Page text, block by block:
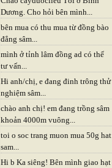
Dương. Cho hỏi bên mình...
bên mua có thu mua từ đồng bào
đẳng sâm...
mình ở tỉnh lâm đồng ad có thể
tư vấn...
Hi anh/chị, e đang đinh trông thử
nghiệm sâm...
chào anh chị! em đang trồng sâm
khoản 4000m vuông...
toi o soc trang muon mua 50g hat
sam...
Hi b Ka siêng! Bên mình giao hạt